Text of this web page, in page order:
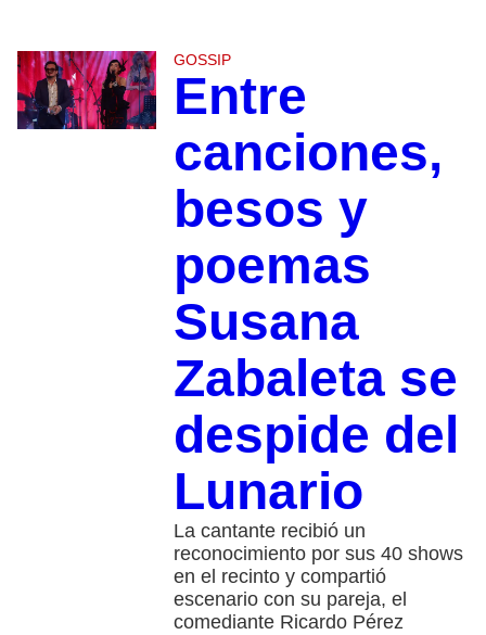
GOSSIP
Entre
canciones,
besos y
poemas
Susana
Zabaleta se
despide del
Lunario
La cantante recibió un
reconocimiento por sus 40 shows
en el recinto y compartió
escenario con su pareja, el
comediante Ricardo Pérez